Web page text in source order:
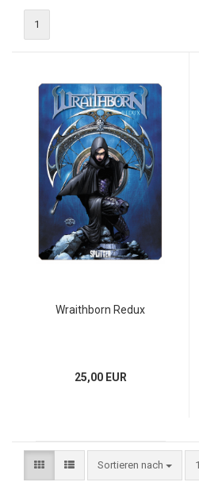
1
Wraithborn Redux
25,00 EUR
Sortieren nach